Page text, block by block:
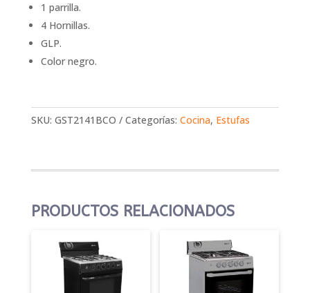
1 parrilla.
4 Hornillas.
GLP.
Color negro.
SKU: GST2141BCO Categorías: Cocina, Estufas
PRODUCTOS RELACIONADOS